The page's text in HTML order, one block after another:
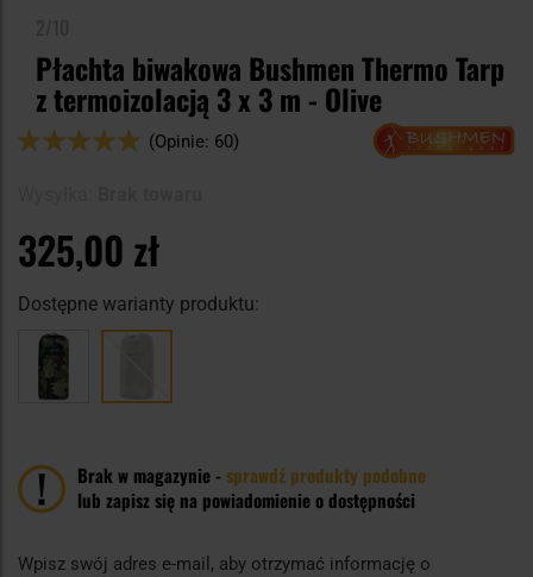
Płachta biwakowa Bushmen Thermo Tarp
z termoizolacją 3 x 3 m - Olive
Ocena:
(Opinie: 60)
325,00 zł
Dostępne warianty produktu:
Brak w magazynie -sprawdź produkty podobne
lub zapisz się na powiadomienie o dostępności
Wpisz swój adres e-mail, aby otrzymać informację o